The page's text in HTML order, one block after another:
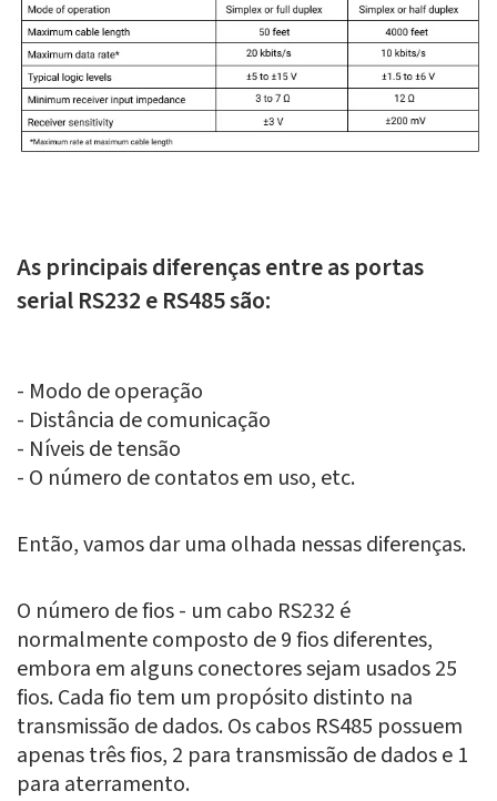
As principais diferenças entre as portas
serial RS232 e RS485 são:
- Modo de operação
- Distância de comunicação
- Níveis de tensão
- O número de contatos em uso, etc.
Então, vamos dar uma olhada nessas diferenças.
O número de fios - um cabo RS232 é
normalmente composto de 9 fios diferentes,
embora em alguns conectores sejam usados 25
fios. Cada fio tem um propósito distinto na
transmissão de dados. Os cabos RS485 possuem
apenas três fios, 2 para transmissão de dados e 1
para aterramento.